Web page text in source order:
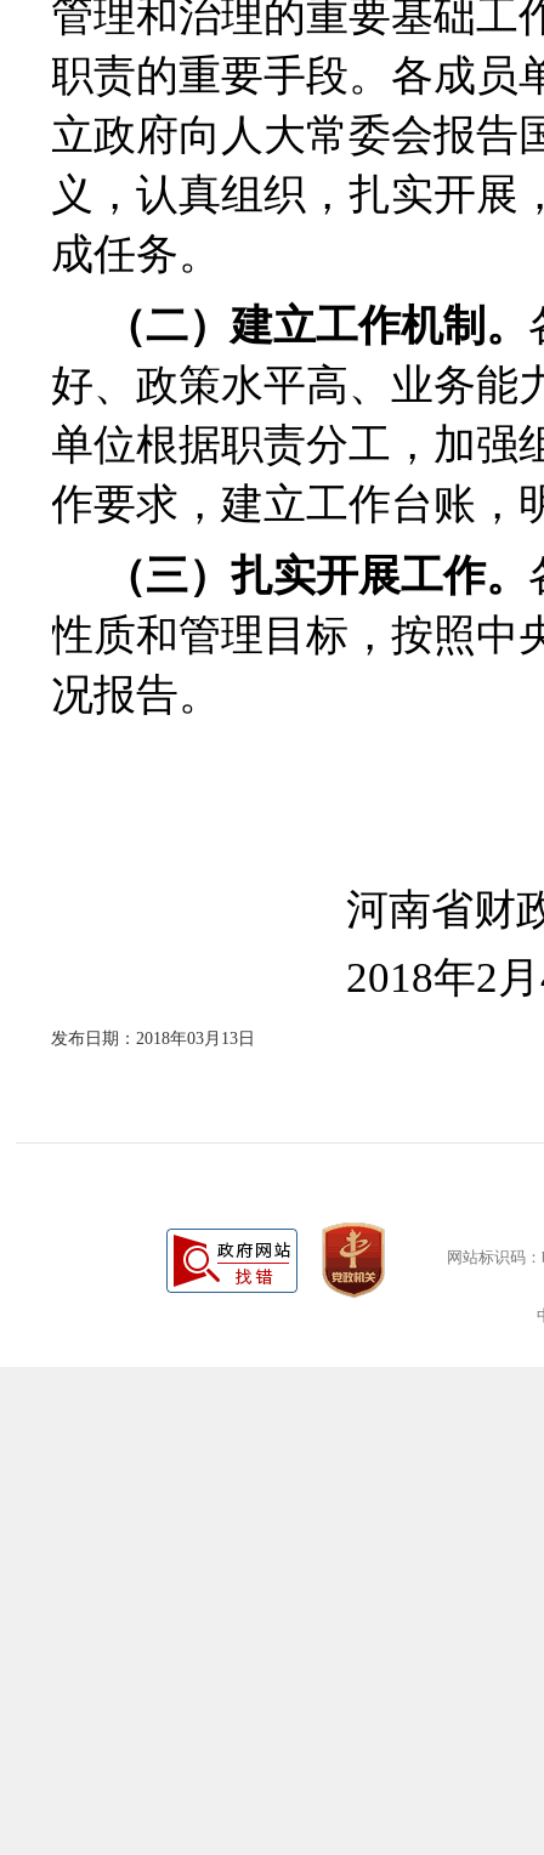
管理和治理的重要基础工
职责的重要手段。各成员
立政府向人大常委会报告
义，认真组织，扎实开展
成任务。
（二）建立工作机制。
好、政策水平高、业务能
单位根据职责分工，加强
作要求，建立工作台账，
（三）扎实开展工作。
性质和管理目标，按照中
况报告。
河南省财政
2018年2 月
发布日期：2018年03月13日
网站标识码